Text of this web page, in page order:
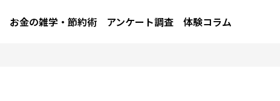
お金の雑学・節約術 アンケート調査 体験コラム